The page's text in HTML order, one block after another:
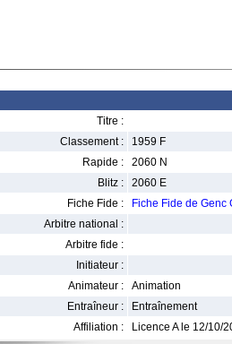
Titre :
Classement :
1959 F
Rapide :
2060 N
Blitz :
2060 E
Fiche Fide :
Fiche Fide de Genc
Arbitre national :
Arbitre fide :
Initiateur :
Animateur :
Animation
Entraîneur :
Entraînement
Affiliation :
Licence A le 12/10/